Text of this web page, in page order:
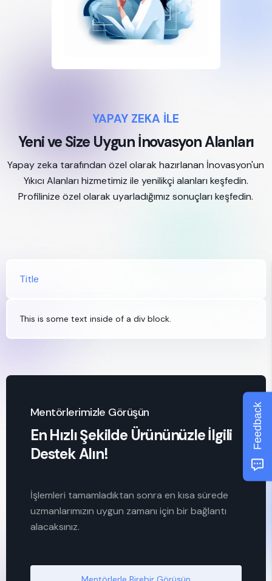
YAPAY ZEKA İLE
Yeni ve Size Uygun İnovasyon Alanları
Yapay zeka tarafından özel olarak hazırlanan İnovasyon'un
Yıkıcı Alanları hizmetimiz ile yenilikçi alanları keşfedin.
Profilinize özel olarak uyarladığımız sonuçları keşfedin.
Title
This is some text inside of a div block.
Mentörlerimizle Görüşün
En Hızlı Şekilde Ürününüzle İlgili
Destek Alın!
İşlemleri tamamladıktan sonra en kısa sürede
uzmanlarımızın uygun zamanı için bir bağlantı
alacaksınız.
Feedback